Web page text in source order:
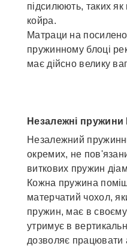
підсилюють, таких
койра.
Матраци на
пружинному блоці
має дійсно велику
Незалежні
Незалежний
окремих, не
виткових пружин
Кожна пружина
матерчатий чохол,
пружин, має в
утримує в
дозволяє працювати